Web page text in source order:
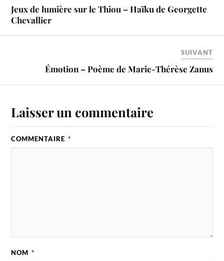
Jeux de lumière sur le Thiou – Haïku de Georgette
Chevallier
SUIVANT
Émotion – Poème de Marie-Thérèse Zanus
Laisser un commentaire
COMMENTAIRE *
NOM *